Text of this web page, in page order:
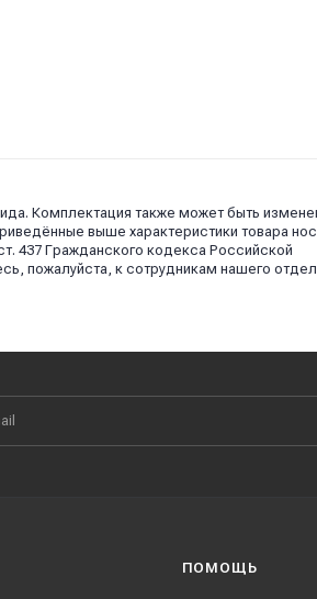
Комплектация также может быть
выше характеристики товара
437 Гражданского кодекса Российской
пожалуйста, к сотрудникам нашего
ПОМОЩЬ